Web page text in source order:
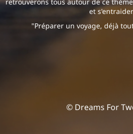
et
"Préparer un voyage, déjà
© Dreams For